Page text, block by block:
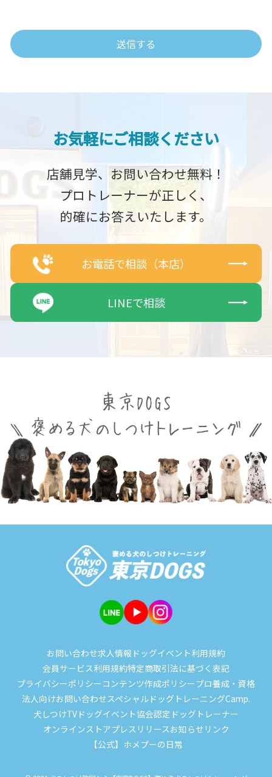
お気軽にご相談ください
店舗見学、お問い合わせ無料！
プロトレーナーが正しく、
的確にお答えいたします。
お電話で相談（本店）
LINEで相談
お問い合わせ求人情報 ドッグイベント利用規約
会員サービス利用規約特定商取引法に基づく表記
プライバシーポリシー コンテンツ作成ポリシー プロ養成・資格
法人向けお問い合わせスペシャルドッグトレーニングCamp.
犬しつけTV ドッグイベント協会認定ドッグトレーナー
オンラインストアプレスリリースお知らせ リンク
【公式】ホメプーの日常